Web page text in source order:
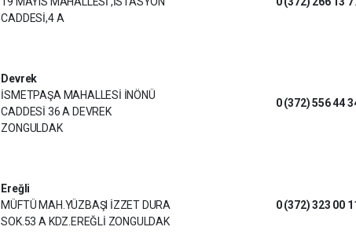
CADDESİ,4 A
Devrek
İSMETPAŞA MAHALLESİ İNÖNÜ
CADDESİ 36 A DEVREK
ZONGULDAK
0 (372) 556 44
Ereğli
MÜFTÜ MAH.YÜZBAŞI İZZET DURA
SOK.53 A KDZ.EREĞLİ ZONGULDAK
0 (372) 323 00